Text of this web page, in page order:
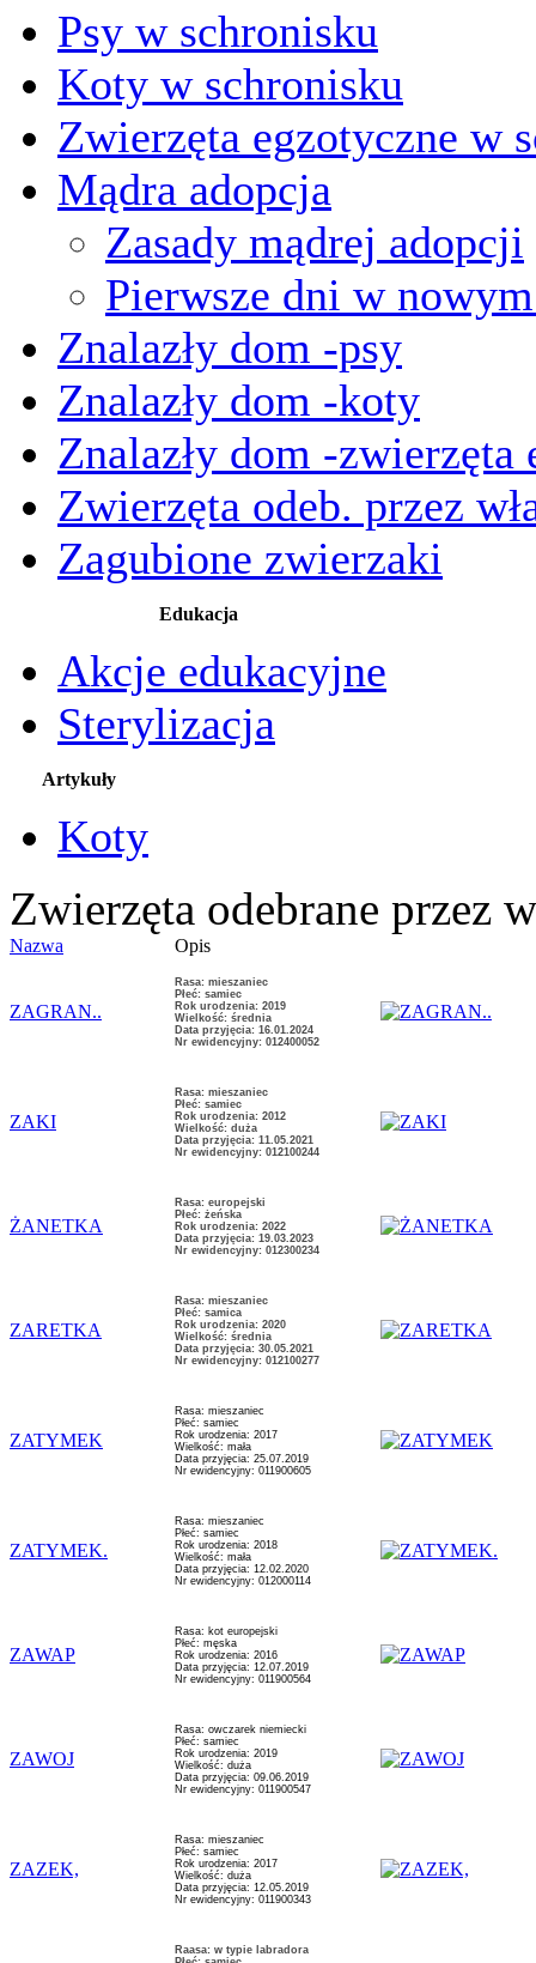
Psy w schronisku
Koty w schronisku
Zwierzęta egzotyczne w
Mądra adopcja
Zasady mądrej adopcji
Pierwsze dni w
Znalazły dom -psy
Znalazły dom -koty
Znalazły dom -zwierzęta
Zwierzęta odeb. przez
Zagubione zwierzaki
Edukacja
Akcje edukacyjne
Sterylizacja
Artykuły
Koty
Zwierzęta odebrane przez
Nazwa Opis
ZAGRAN..
Rasa: mieszaniec
Płeć: samiec
Rok urodzenia: 2019
Wielkość: średnia
Data przyjęcia: 16.01.2024
Nr ewidencyjny: 012400052
ZAKI
Rasa: mieszaniec
Płeć: samiec
Rok urodzenia: 2012
Wielkość: duża
Data przyjęcia: 11.05.2021
Nr ewidencyjny: 012100244
ŻANETKA
Rasa: europejski
Płeć: żeńska
Rok urodzenia: 2022
Data przyjęcia: 19.03.2023
Nr ewidencyjny: 012300234
ZARETKA
Rasa: mieszaniec
Płeć: samica
Rok urodzenia: 2020
Wielkość: średnia
Data przyjęcia: 30.05.2021
Nr ewidencyjny: 012100277
ZATYMEK
Rasa: mieszaniec
Płeć: samiec
Rok urodzenia: 2017
Wielkość: mała
Data przyjęcia: 25.07.2019
Nr ewidencyjny: 011900605
ZATYMEK.
Rasa: mieszaniec
Płeć: samiec
Rok urodzenia: 2018
Wielkość: mała
Data przyjęcia: 12.02.2020
Nr ewidencyjny: 012000114
ZAWAP
Rasa: kot europejski
Płeć: męska
Rok urodzenia: 2016
Data przyjęcia: 12.07.2019
Nr ewidencyjny: 011900564
ZAWOJ
Rasa: owczarek niemiecki
Płeć: samiec
Rok urodzenia: 2019
Wielkość: duża
Data przyjęcia: 09.06.2019
Nr ewidencyjny: 011900547
ZAZEK,
Rasa: mieszaniec
Płeć: samiec
Rok urodzenia: 2017
Wielkość: duża
Data przyjęcia: 12.05.2019
Nr ewidencyjny: 011900343
Raasa: w typie labradora